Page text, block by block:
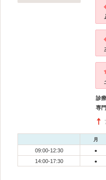
診
専
月
09:00-12:30 ●
14:00-17:30 ●